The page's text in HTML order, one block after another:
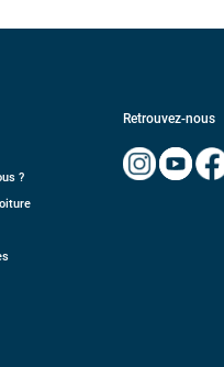
?
Retrouvez-nous